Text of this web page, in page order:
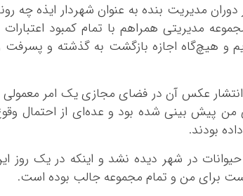
مدیریت بنده به عنوان شهردار ایذه چه
مدیریتی همراهم با تمام کمبود اعتبارات
و هیچ‌گاه اجازه بازگشت به گذشته و پسرفت
انتشار عکس آن در فضای مجازی یک امر معمولی
من پیش بینی شده بود و عده‌ای از احتمال
بودند.
در شهر دیده نشد و اینکه در یک روز
برای من و تمام مجموعه جالب بوده است.